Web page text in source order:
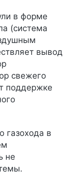
в форме
(система
вывод
свежего
поддержке
газохода в
не